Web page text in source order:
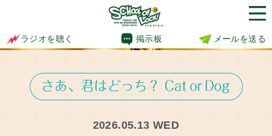
ラジオを聴く 掲示板 メールを送る
2026.05.13 WED